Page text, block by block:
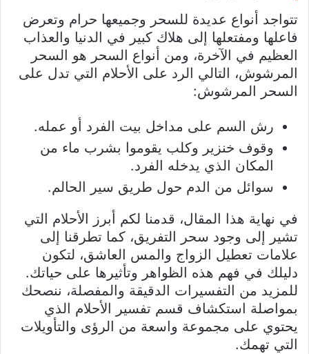
تتواجد أنواع عديدة للسحر وجميعها حرام وتعرض
فاعلها ومفتعلها إلى هلاك كبير في الدنيا والعذاب
العظيم في الآخرة، ومن أنواع السحر هو السحر
المرشوش، التالي الرد على الأحلام التي تدل على
السحر المرشوش:
رش السم على مداخل بيت الفرد أو عمله.
وقوف خنزير وكلب يقوموا بشرب ماء من
المكان الذي يدخله الفرد.
سوائل من الدم حول طريق سير الحالم.
في نهاية هذا المقال، قدمنا لكم أبرز الأحلام التي
تشير إلى وجود سحر التفريق، كما تطرقنا إلى
علامات تعطيل الزواج والمس العاشق، لتكون
دليلك في فهم هذه الظواهر وتأثيرها على حياتك.
للمزيد من التفسيرات الدقيقة والمفصلة، ننصحك
بمواصلة استكشاف قسم تفسير الأحلام الذي
يحتوي على مجموعة واسعة من الرؤى والتأويلات
التي تهمك.